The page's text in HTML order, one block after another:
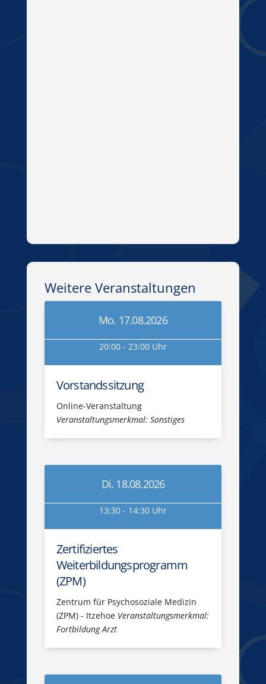
Weitere Veranstaltungen
Mo. 17.08.2026
20:00 - 23:00 Uhr
Vorstandssitzung
Online-Veranstaltung
Veranstaltungsmerkmal: Sonstiges
Di. 18.08.2026
13:30 - 14:30 Uhr
Zertifiziertes
Weiterbildungsprogramm
(ZPM)
Zentrum für Psychosoziale Medizin
(ZPM) - Itzehoe Veranstaltungsmerkmal:
Fortbildung Arzt